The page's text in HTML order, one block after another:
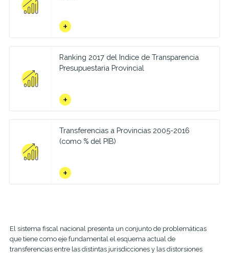
Ranking 2017 del Indice de Transparencia
Presupuestaria Provincial
Transferencias a Provincias 2005-2016
(como % del PIB)
El sistema fiscal nacional presenta un conjunto de problemáticas
que tiene como eje fundamental el esquema actual de
transferencias entre las distintas jurisdicciones y las distorsiones